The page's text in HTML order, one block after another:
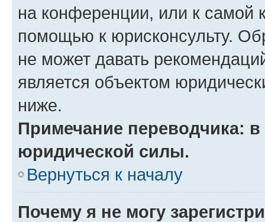
на конференции, или к самой
помощью к юрисконсульту.
не может давать
является объектом
ниже.
Примечание переводчика:
юридической силы.
Вернуться к началу
Почему я не могу